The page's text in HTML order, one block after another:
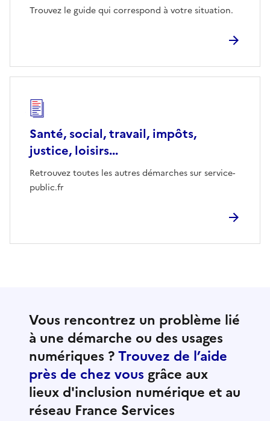
Trouvez le guide qui correspond à votre situation.
Santé, social, travail, impôts,
justice, loisirs...
Retrouvez toutes les autres démarches sur service-
public.fr
Vous rencontrez un problème lié
à une démarche ou des usages
numériques ?Trouvez de l’aide
près de chez vous grâce aux
lieux d'inclusion numérique et au
réseau France Services